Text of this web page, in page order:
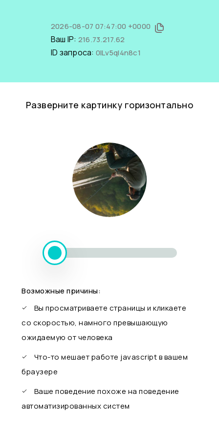
2026-08-07 07:47:00 +0000
Ваш IP: 216.73.217.62
ID запроса: 0lLv5qI4n8c1
Разверните картинку горизонтально
Возможные причины:
Вы просматриваете страницы и кликаете
со скоростью, намного превышающую
ожидаемую от человека
Что-то мешает работе javascript в вашем
браузере
Ваше поведение похоже на поведение
автоматизированных систем